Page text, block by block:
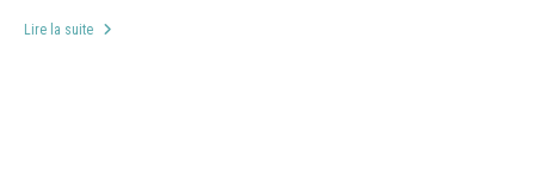
Lire la suite